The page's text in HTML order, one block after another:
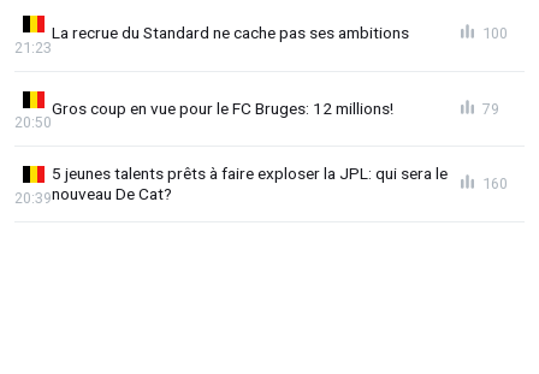
La recrue du Standard ne cache pas ses ambitions
21:23
100
Gros coup en vue pour le FC Bruges: 12 millions!
20:50
79
5 jeunes talents prêts à faire exploser la JPL: qui sera le
nouveau De Cat?
20:39
160